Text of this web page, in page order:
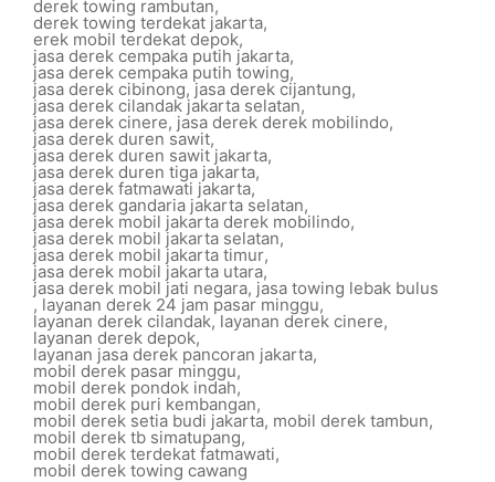
derek towing rambutan,
derek towing terdekat jakarta,
erek mobil terdekat depok,
jasa derek cempaka putih jakarta,
jasa derek cempaka putih towing,
jasa derek cibinong,jasa derek cijantung,
jasa derek cilandak jakarta selatan,
jasa derek cinere, jasa derek derek mobilindo,
jasa derek duren sawit,
jasa derek duren sawit jakarta,
jasa derek duren tiga jakarta,
jasa derek fatmawati jakarta,
jasa derek gandaria jakarta selatan,
jasa derek mobil jakarta derek mobilindo,
jasa derek mobil jakarta selatan,
jasa derek mobil jakarta timur,
jasa derek mobil jakarta utara,
jasa derek mobil jati negara, jasa towing lebak bulus
, layanan derek 24 jam pasar minggu,
layanan derek cilandak, layanan derek cinere,
layanan derek depok,
layanan jasa derek pancoran jakarta,
mobil derek pasar minggu,
mobil derek pondok indah,
mobil derek puri kembangan,
mobil derek setia budi jakarta, mobil derek tambun,
mobil derek tb simatupang,
mobil derek terdekat fatmawati,
mobil derek towing cawang